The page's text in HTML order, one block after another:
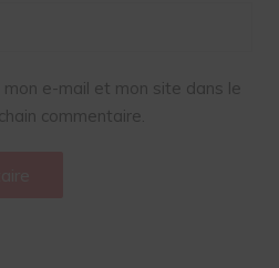
mon e-mail et mon site dans le
commentaire.